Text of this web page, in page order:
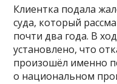
Клиентка подала
суда, который
почти два года. В
установлено, что
произошёл именно
о национальном